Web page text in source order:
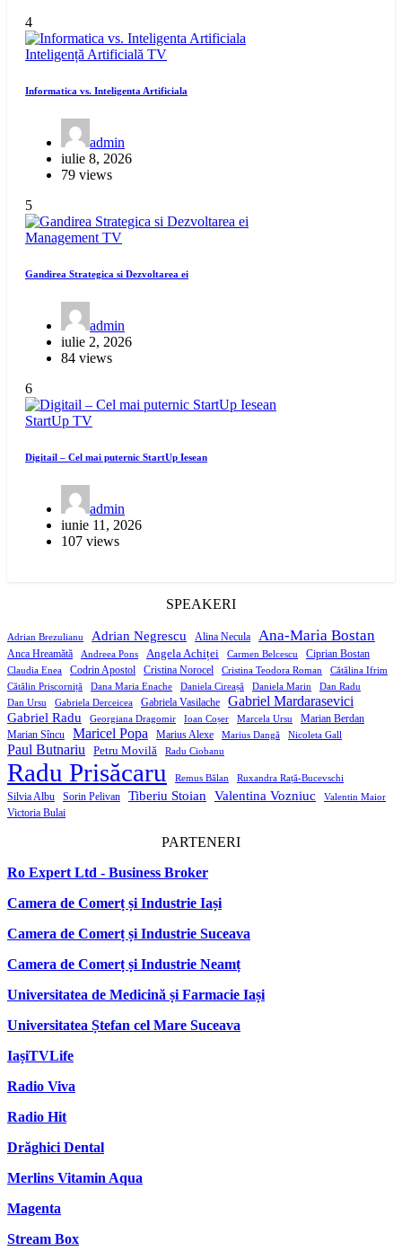
4
Inteligență Artificială TV
Informatica vs. Inteligenta Artificiala
admin
iulie 8, 2026
79 views
5
Management TV
Gandirea Strategica si Dezvoltarea ei
admin
iulie 2, 2026
84 views
6
StartUp TV
Digitail – Cel mai puternic StartUp Iesean
admin
iunie 11, 2026
107 views
SPEAKERI
Adrian Brezulianu Adrian Negrescu Alina Necula Ana-Maria Bostan
Anca Hreamătă Andreea Pons Angela Achiței Carmen Belcescu Ciprian Bostan
Claudia Enea Codrin Apostol Cristina Norocel Cristina Teodora Roman
Cătălina Ifrim
Cătălin Priscorniță
Dana Maria Enache Daniela Cireașă Daniela Marin
Dan Radu
Dan Ursu
Gabriela Derceicea Gabriela Vasilache Gabriel Mardarasevici
Gabriel Radu Georgiana Dragomir Ioan Coșer Marcela Ursu
Marian Berdan
Marian Sîncu
Maricel Popa Marius Alexe Marius Dangă Nicoleta Gall
Paul Butnariu Petru Movilă Radu Ciobanu
Radu Prisăcaru Remus Bălan Ruxandra Rață-Bucevschi
Silvia Albu Sorin Pelivan Tiberiu Stoian Valentina Vozniuc Valentin Maior
Victoria Bulai
PARTENERI
Ro Expert Ltd - Business Broker
Camera de Comerț și Industrie Iași
Camera de Comerț și Industrie Suceava
Camera de Comerț și Industrie Neamț
Universitatea de Medicină și Farmacie Iași
Universitatea Ștefan cel Mare Suceava
IașiTVLife
Radio Viva
Radio Hit
Drăghici Dental
Merlins Vitamin Aqua
Magenta
Stream Box